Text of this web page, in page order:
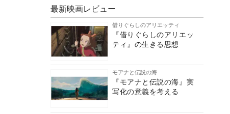
最新映画レビュー
借りぐらしのアリエッティ
『借りぐらしのアリエッ
ティ』の生きる思想
モアナと伝説の海
『モアナと伝説の海』実
写化の意義を考える